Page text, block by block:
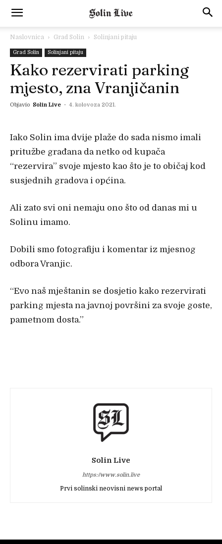
Naslovnica Grad Solin Solinjani pitaju
Grad Solin Solinjani pitaju
Kako rezervirati parking
mjesto, zna Vranjičanin
Objavio Solin Live - 4. kolovoza 2021.
Iako Solin ima dvije plaže do sada nismo imali
pritužbe građana da netko od kupača
“rezervira” svoje mjesto kao što je to običaj kod
susjednih gradova i općina.
Ali zato svi oni nemaju ono što od danas mi u
Solinu imamo.
Dobili smo fotografiju i komentar iz mjesnog
odbora Vranjic.
“Evo naš mještanin se dosjetio kako rezervirati
parking mjesta na javnoj površini za svoje goste,
pametnom dosta.”
Solin Live
https://www.solin.live
Prvi solinski neovisni news portal